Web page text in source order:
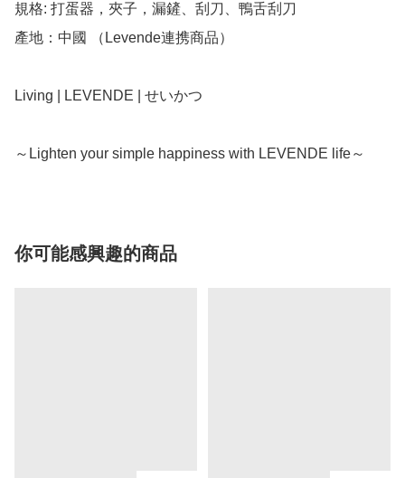
規格: 打蛋器，夾子，漏鏟、刮刀、鴨舌刮刀
產地：中國 （Levende連携商品）
Living | LEVENDE | せいかつ
你可能感興趣的商品